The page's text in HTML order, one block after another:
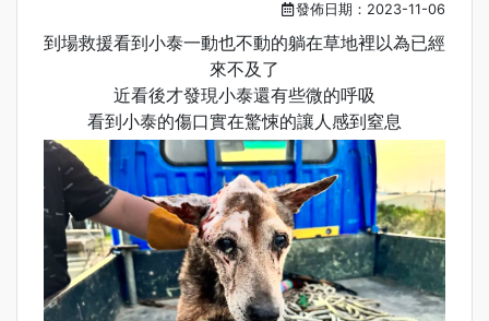
發佈日期：2023-11-06
到場救援看到小泰一動也不動的躺在草地裡以為已經
來不及了
近看後才發現小泰還有些微的呼吸
看到小泰的傷口實在驚悚的讓人感到窒息